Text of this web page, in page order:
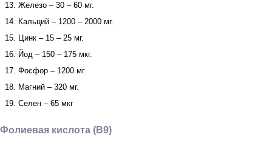
Железо – 30 – 60 мг.
Кальций – 1200 – 2000 мг.
Цинк – 15 – 25 мг.
Йод – 150 – 175 мкг.
Фосфор – 1200 мг.
Магний – 320 мг.
Селен – 65 мкг
Фолиевая кислота (В9)